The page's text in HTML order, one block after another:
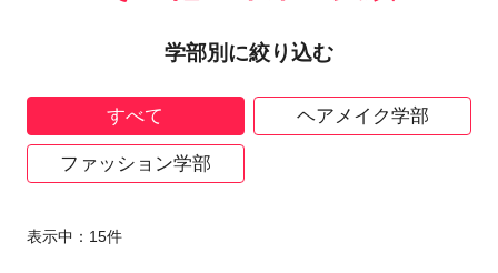
学部別に絞り込む
すべて ヘアメイク学部
ファッション学部
表示中： 15件